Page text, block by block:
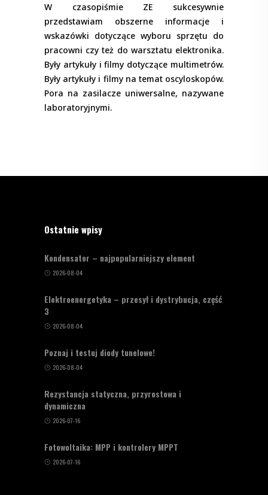
W czasopiśmie ZE sukcesywnie
przedstawiam obszerne informacje i
wskazówki dotyczące wyboru sprzętu do
pracowni czy też do warsztatu elektronika.
Były artykuły i filmy dotyczące multimetrów.
Były artykuły i filmy na temat oscyloskopów.
Pora na zasilacze uniwersalne, nazywane
laboratoryjnymi.
Ostatnie wpisy
Kondensator – najpopularniejszy element
2026-08-04
Elektroenergetyka – przesył i dystrybucja, część
3
2026-08-04
Poznaj i testuj diody tunelowe!
2026-08-04
Rezystancja statyczna, przyrostowa i
dynamiczna
2026-07-16
Fotowoltaika: MPP i kontrolery MPPT
2026-07-16